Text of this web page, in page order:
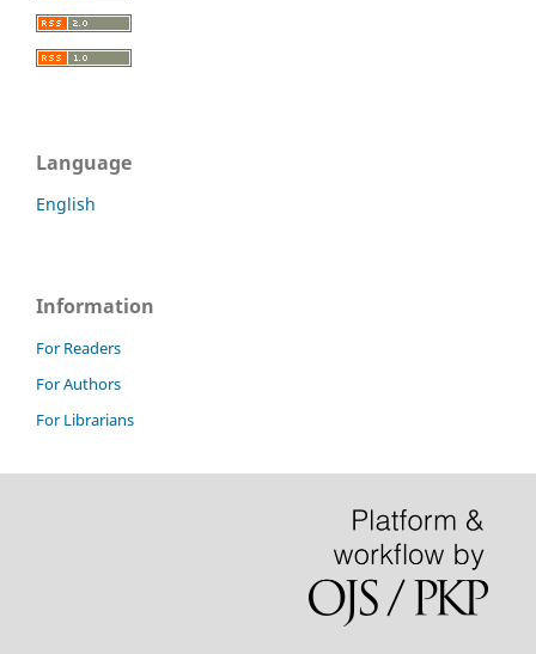
Language
English
Information
For Readers
For Authors
For Librarians